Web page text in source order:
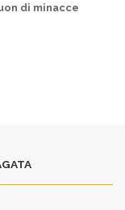
di minacce